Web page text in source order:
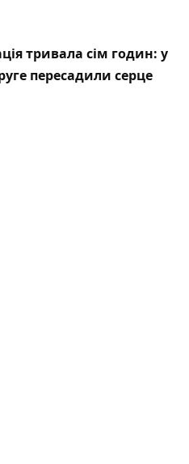
тривала сім годин: у
пересадили серце